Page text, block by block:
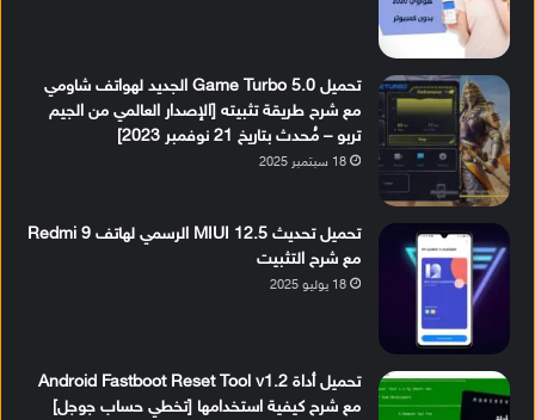
تحميل Game Turbo 5.0 الجديد لهواتف شاومي
مع شرح طريقة تثبيته [الإصدار العالمي من الجيم
تربو – مُحدث بتاريخ 21 نوفمبر 2023]
18 سبتمبر 2025
تحميل تحديث MIUI 12.5 الرسمي لهاتف Redmi 9
مع شرح التثبيت
18 يوليو 2025
تحميل أداة Android Fastboot Reset Tool v1.2
مع شرح كيفية استخدامها [تخطي حساب جوجل]